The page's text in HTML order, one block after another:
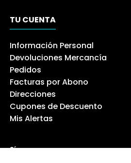
TU CUENTA
Información Personal
Devoluciones Mercancía
Pedidos
Facturas por Abono
Direcciones
Cupones de Descuento
Mis Alertas
Síguenos